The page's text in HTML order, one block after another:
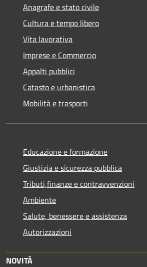
Anagrafe e stato civile
Cultura e tempo libero
Vita lavorativa
Imprese e Commercio
Appalti pubblici
Catasto e urbanistica
Mobilità e trasporti
Educazione e formazione
Giustizia e sicurezza pubblica
Tributi,finanze e contravvenzioni
Ambiente
Salute, benessere e assistenza
Autorizzazioni
NOVITÀ